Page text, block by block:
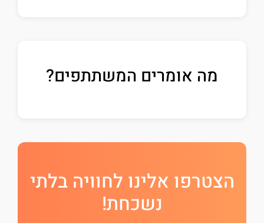
מה אומרים המשתתפים?
הצטרפו אלינו לחוויה בלתי
נשכחת!